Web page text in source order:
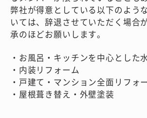
弊社が得意としている以下のよう
いては、辞退させていただく場合
承のほどお願いします。
・お風呂・キッチンを中心とした
・内装リフォーム
・戸建て・マンション全面リフォ
・屋根葺き替え・外壁塗装